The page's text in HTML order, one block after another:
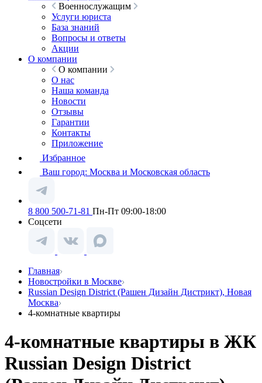
Военнослужащим
Услуги юриста
База знаний
Вопросы и ответы
Акции
О компании
О компании
О нас
Наша команда
Новости
Отзывы
Гарантии
Контакты
Приложение
Избранное
Ваш город: Москва и Московская область
8 800 500-71-81 Пн-Пт 09:00-18:00
Соцсети
Главная
Новостройки в Москве
Russian Design District (Рашен Дизайн Дистрикт), Новая
Москва
4-комнатные квартиры
4-комнатные квартиры в ЖК
Russian Design District